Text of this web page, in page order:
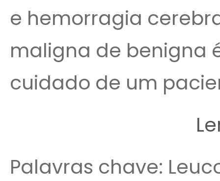
e hemorragia
maligna de benigna
cuidado de um
Palavras chave: